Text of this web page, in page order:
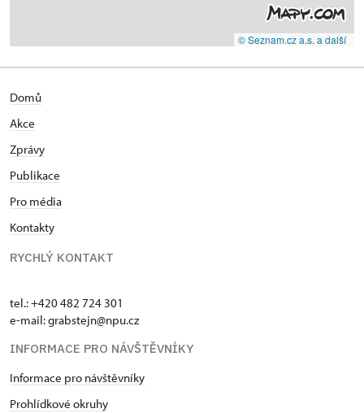
© Seznam.cz a.s. a další
Domů
Akce
Zprávy
Publikace
Pro média
Kontakty
RYCHLÝ KONTAKT
tel.: +420 482 724 301
e-mail: grabstejn@npu.cz
INFORMACE PRO NÁVŠTĚVNÍKY
Informace pro návštěvníky
Prohlídkové okruhy